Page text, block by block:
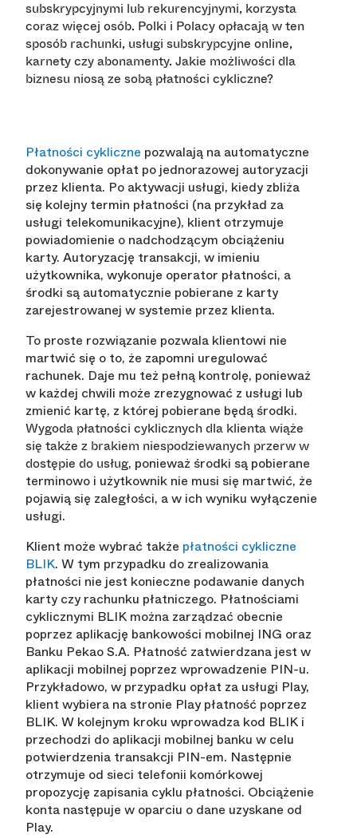
subskrypcyjnymi lub rekurencyjnymi, korzysta
coraz więcej osób. Polki i Polacy opłacają w ten
sposób rachunki, usługi subskrypcyjne online,
karnety czy abonamenty. Jakie możliwości dla
biznesu niosą ze sobą płatności cykliczne?
Płatności cykliczne pozwalają na automatyczne
dokonywanie opłat po jednorazowej autoryzacji
przez klienta. Po aktywacji usługi, kiedy zbliża
się kolejny termin płatności (na przykład za
usługi telekomunikacyjne), klient otrzymuje
powiadomienie o nadchodzącym obciążeniu
karty. Autoryzację transakcji, w imieniu
użytkownika, wykonuje operator płatności, a
środki są automatycznie pobierane z karty
zarejestrowanej w systemie przez klienta.
To proste rozwiązanie pozwala klientowi nie
martwić się o to, że zapomni uregulować
rachunek. Daje mu też pełną kontrolę, ponieważ
w każdej chwili może zrezygnować z usługi lub
zmienić kartę, z której pobierane będą środki.
Wygoda płatności cyklicznych dla klienta wiąże
się także z brakiem niespodziewanych przerw w
dostępie do usług, ponieważ środki są pobierane
terminowo i użytkownik nie musi się martwić, że
pojawią się zaległości, a w ich wyniku wyłączenie
usługi.
Klient może wybrać także płatności cykliczne
BLIK. W tym przypadku do zrealizowania
płatności nie jest konieczne podawanie danych
karty czy rachunku płatniczego. Płatnościami
cyklicznymi BLIK można zarządzać obecnie
poprzez aplikację bankowości mobilnej ING oraz
Banku Pekao S.A. Płatność zatwierdzana jest w
aplikacji mobilnej poprzez wprowadzenie PIN-u.
Przykładowo, w przypadku opłat za usługi Play,
klient wybiera na stronie Play płatność poprzez
BLIK. W kolejnym kroku wprowadza kod BLIK i
przechodzi do aplikacji mobilnej banku w celu
potwierdzenia transakcji PIN-em. Następnie
otrzymuje od sieci telefonii komórkowej
propozycję zapisania cyklu płatności. Obciążenie
konta następuje w oparciu o dane uzyskane od
Play.